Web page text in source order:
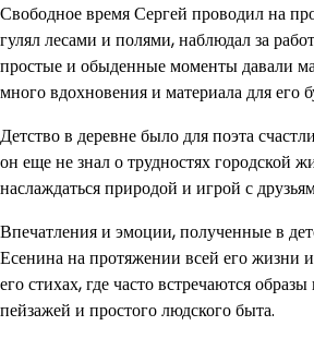
Свободное время Сергей проводил на
гулял лесами и полями, наблюдал за
простые и обыденные моменты давали
много вдохновения и материала для его
Детство в деревне было для поэта
он еще не знал о трудностях городской
наслаждаться природой и игрой с
Впечатления и эмоции, полученные в
Есенина на протяжении всей его жизни
его стихах, где часто встречаются
пейзажей и простого людского быта.